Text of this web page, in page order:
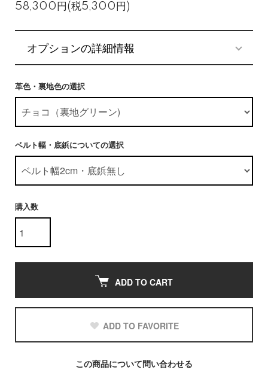
58,300円(税5,300円)
オプションの詳細情報
革色・裏地色の選択
ベルト幅・底鋲についての選択
購入数
ADD TO CART
ADD TO FAVORITE
この商品について問い合わせる